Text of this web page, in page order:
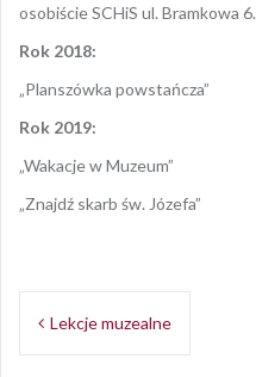
osobiście SCHiS ul. Bramkowa 6.
Rok 2018:
„Planszówka powstańcza”
Rok 2019:
„Wakacje w Muzeum”
„Znajdź skarb św. Józefa”
Nawigacja
wpisu
Lekcje muzealne